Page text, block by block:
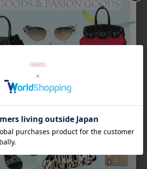
テルレジンの特性を活かし、ガラスのよ
つも、軽くてつけやすいことで人気を博し